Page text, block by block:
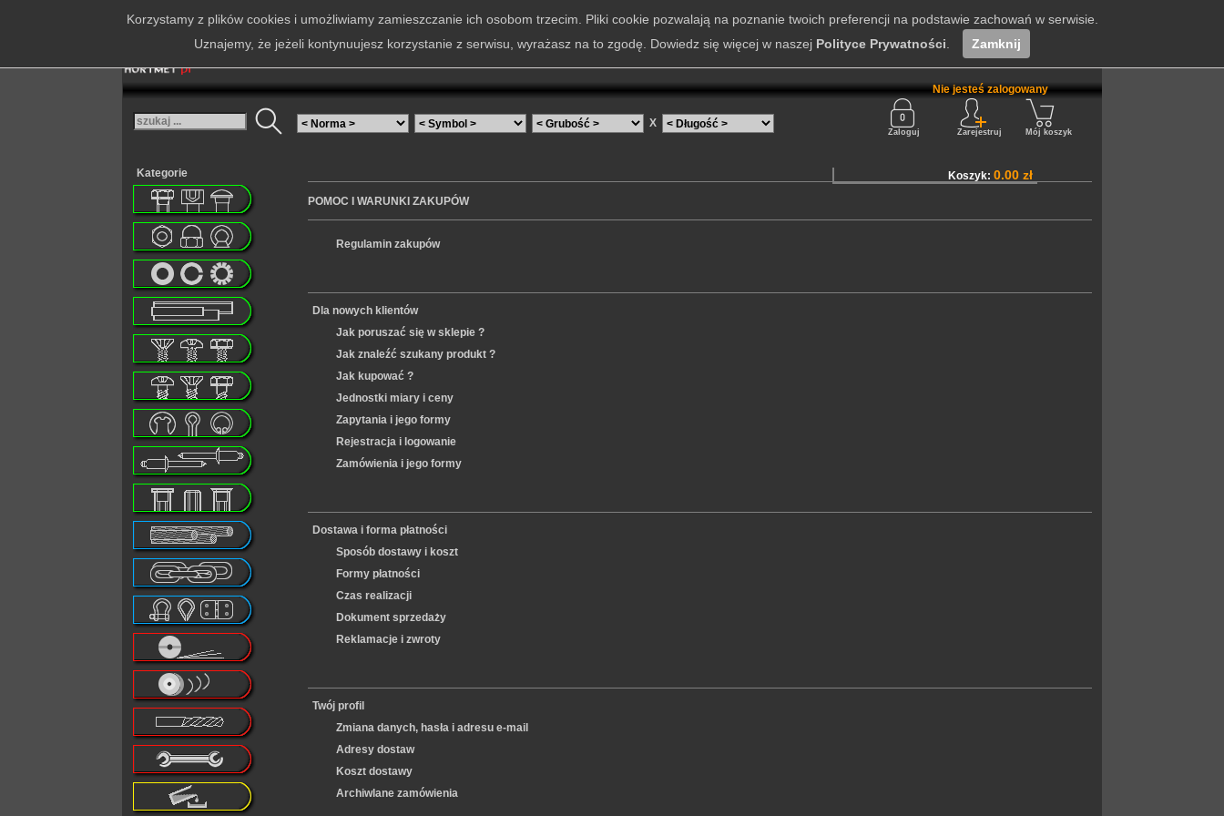
X
Nie jesteś zalogowany
Zaloguj Zarejestruj Mój koszyk
Kategorie
POMOC I WARUNKI ZAKUPÓW
Regulamin zakupów
Dla nowych klientów
Jak poruszać się w sklepie ?
Jak znaleźć szukany produkt ?
Jak kupować ?
Jednostki miary i ceny
Zapytania i jego formy
Rejestracja i logowanie
Zamówienia i jego formy
Dostawa i forma płatności
Sposób dostawy i koszt
Formy płatności
Czas realizacji
Dokument sprzedaży
Reklamacje i zwroty
Twój profil
Zmiana danych, hasła i adresu e-mail
Adresy dostaw
Koszt dostawy
Archiwlane zamówienia
Koszyk: 0.00 zł
Korzystamy z plików cookies i umożliwiamy zamieszczanie ich osobom trzecim. Pliki cookie pozwalają na poznanie twoich preferencji na podstawie zachowań w serwisie.
Uznajemy, że jeżeli kontynuujesz korzystanie z serwisu, wyrażasz na to zgodę. Dowiedz się więcej w naszej Polityce Prywatności Zamknij